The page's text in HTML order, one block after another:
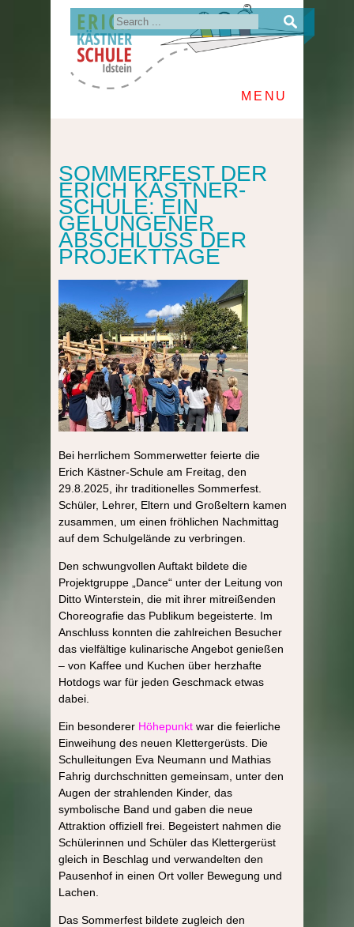
MENU
SOMMERFEST DER
ERICH KÄSTNER-
SCHULE: EIN
GELUNGENER
ABSCHLUSS DER
PROJEKTTAGE
Bei herrlichem Sommerwetter feierte die
Erich Kästner-Schule am Freitag, den
29.8.2025, ihr traditionelles Sommerfest.
Schüler, Lehrer, Eltern und Großeltern kamen
zusammen, um einen fröhlichen Nachmittag
auf dem Schulgelände zu verbringen.
Den schwungvollen Auftakt bildete die
Projektgruppe „Dance“ unter der Leitung von
Ditto Winterstein, die mit ihrer mitreißenden
Choreografie das Publikum begeisterte. Im
Anschluss konnten die zahlreichen Besucher
das vielfältige kulinarische Angebot genießen
– von Kaffee und Kuchen über herzhafte
Hotdogs war für jeden Geschmack etwas
dabei.
Ein besonderer Höhepunkt war die feierliche
Einweihung des neuen Klettergerüsts. Die
Schulleitungen Eva Neumann und Mathias
Fahrig durchschnitten gemeinsam, unter den
Augen der strahlenden Kinder, das
symbolische Band und gaben die neue
Attraktion offiziell frei. Begeistert nahmen die
Schülerinnen und Schüler das Klettergerüst
gleich in Beschlag und verwandelten den
Pausenhof in einen Ort voller Bewegung und
Lachen.
Das Sommerfest bildete zugleich den